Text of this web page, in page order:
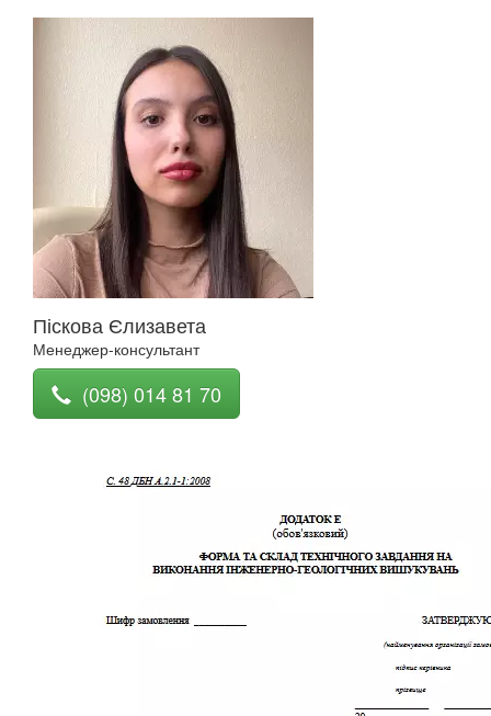
Піскова Єлизавета
Менеджер-консультант
(098) 014 81 70